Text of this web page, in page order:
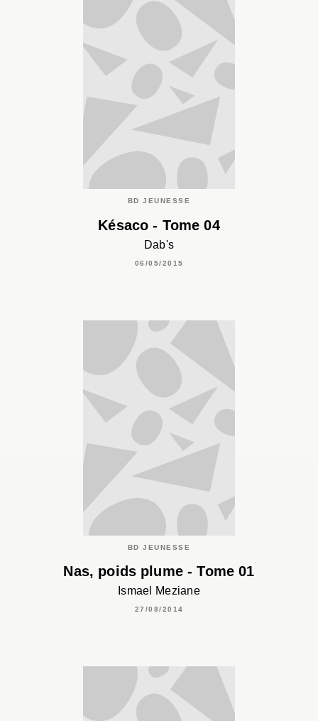
BD JEUNESSE
Késaco - Tome 04
Dab's
06/05/2015
BD JEUNESSE
Nas, poids plume - Tome 01
Ismael Meziane
27/08/2014